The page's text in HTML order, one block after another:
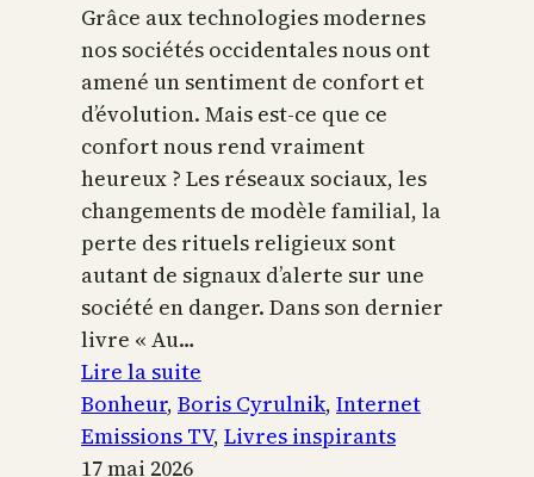
Grâce aux technologies modernes
nos sociétés occidentales nous ont
amené un sentiment de confort et
d’évolution. Mais est-ce que ce
confort nous rend vraiment
heureux ? Les réseaux sociaux, les
changements de modèle familial, la
perte des rituels religieux sont
autant de signaux d’alerte sur une
société en danger. Dans son dernier
livre « Au…
Lire la suite
Boris
Cyrulnik,
Bonheur, Boris Cyrulnik, Internet
Emissions TV, Livres inspirants
17 mai 2026